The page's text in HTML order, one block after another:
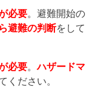
必要。避難開始の
避難の判断をして
必要。ハザードマ
ください。